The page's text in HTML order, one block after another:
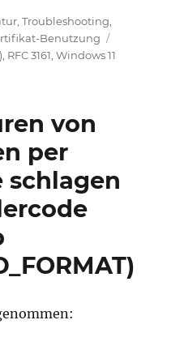
,Troubleshooting
Benutzung
RFC 3161 ,Windows 11
von
per
schlagen